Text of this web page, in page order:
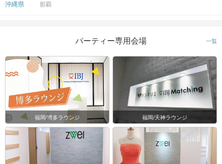
沖縄県 那覇
パーティー専用会場 一覧
福岡/博多ラウンジ 福岡/天神ラウンジ